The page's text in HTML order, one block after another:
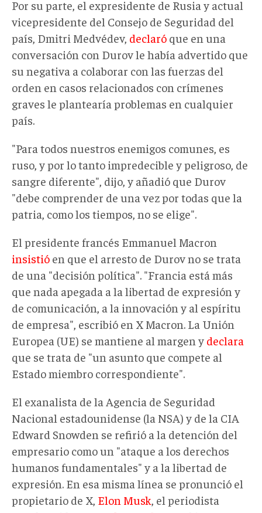
Por su parte, el expresidente de Rusia y actual
vicepresidente del Consejo de Seguridad del
país, Dmitri Medvédev, declaró que en una
conversación con Durov le había advertido que
su negativa a colaborar con las fuerzas del
orden en casos relacionados con crímenes
graves le plantearía problemas en cualquier
país.
"Para todos nuestros enemigos comunes, es
ruso, y por lo tanto impredecible y peligroso, de
sangre diferente", dijo, y añadió que Durov
"debe comprender de una vez por todas que la
patria, como los tiempos, no se elige".
El presidente francés Emmanuel Macron
insistió en que el arresto de Durov no se trata
de una "decisión política". "Francia está más
que nada apegada a la libertad de expresión y
de comunicación, a la innovación y al espíritu
de empresa", escribió en X Macron. La Unión
Europea (UE) se mantiene al margen y declara
que se trata de "un asunto que compete al
Estado miembro correspondiente".
El exanalista de la Agencia de Seguridad
Nacional estadounidense (la NSA) y de la CIA
Edward Snowden se refirió a la detención del
empresario como un "ataque a los derechos
humanos fundamentales" y a la libertad de
expresión. En esa misma línea se pronunció el
propietario de X, Elon Musk , el periodista